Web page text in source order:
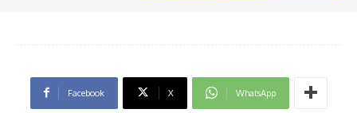
Facebook X WhatsApp